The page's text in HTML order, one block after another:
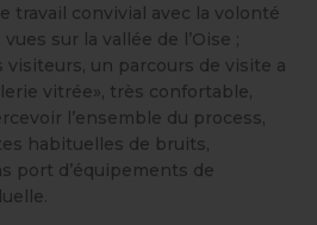
travail convivial avec la volonté
sur la vallée de l’Oise ;
visiteurs, un parcours de visite a
vitrée», très confortable,
l’ensemble du process,
habituelles de bruits,
port d’équipements de